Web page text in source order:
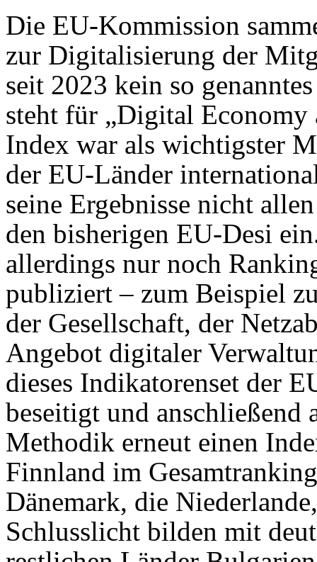
Die EU-Kommission
zur Digitalisierung der
seit 2023 kein so
steht für „Digital Economy
Index war als wichtigster
der EU-Länder
seine Ergebnisse nicht
den bisherigen EU-Desi
allerdings nur noch
publiziert – zum Beispiel
der Gesellschaft, der
Angebot digitaler
dieses Indikatorenset der
beseitigt und anschließend
Methodik erneut einen
Finnland im
Dänemark, die
Schlusslicht bilden mit